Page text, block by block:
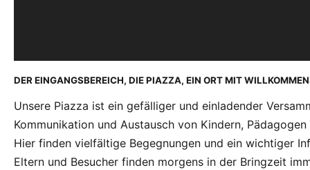
DER EINGANGSBEREICH, DIE PIAZZA, EIN ORT MIT
Unsere Piazza ist ein gefälliger und einladender
Kommunikation und Austausch von Kindern,
Hier finden vielfältige Begegnungen und ein wichtiger
Eltern und Besucher finden morgens in der Bringzeit